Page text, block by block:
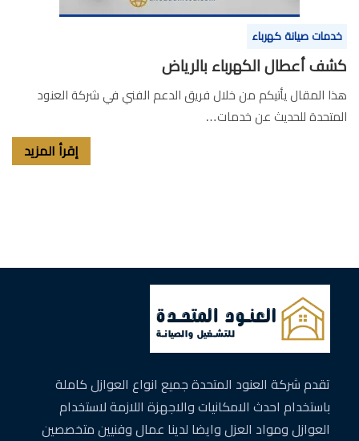
خدمات صيانة كهرباء
كشف أعطال الكهرباء بالرياض
هذا المقال يأتيكم من خلال فريق الدعم الفني في شركة العنود
المتحدة للحديث عن خدمات…
إقرأ المزيد
تقدم شركة العنود المتحدة جميع انواع العوازل كاملة
باستخدام احدث الامكانيات والاجهزة اللازمة لاستخدام
العوازل ومواد العزل وايضا لدينا عمال وفنيين متخصصين